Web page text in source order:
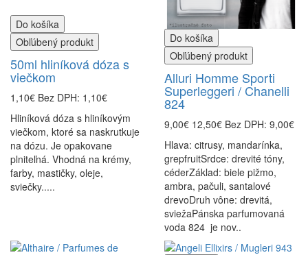
Do košíka
Obľúbený produkt
50ml hliníková dóza s
viečkom
1,10€ Bez DPH: 1,10€
Hliníková dóza s hliníkovým
viečkom, ktoré sa naskrutkuje
na dózu. Je opakovane
plniteľná. Vhodná na krémy,
farby, mastičky, oleje,
sviečky.....
Do košíka
Obľúbený produkt
Alluri Homme Sporti
Superleggeri / Chanelli
824
9,00€ 12,50€ Bez DPH: 9,00€
Hlava: citrusy, mandarínka,
grepfruitSrdce: drevité tóny,
céderZáklad: biele pižmo,
ambra, pačuli, santalové
drevoDruh vône: drevitá,
sviežaPánska parfumovaná
voda 824 je nov..